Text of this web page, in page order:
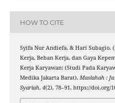
HOW TO CITE
Syifa Nur Andiefa, & Hari Subagio.
Kerja, Beban Kerja, dan Gaya
Kerja Karyawan: (Studi Pada
Medika Jakarta Barat). Maslahah :
Syariah, 4(2), 78–91. https://doi.org/